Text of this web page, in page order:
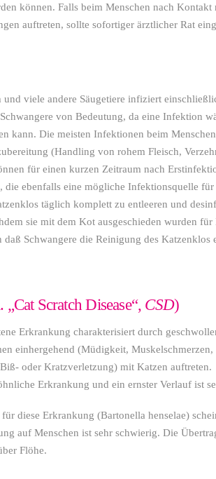
können. Falls beim Menschen nach Kontakt
auftreten, sollte sofortiger ärztlicher Rat
und viele andere Säugetiere infiziert
von Bedeutung, da eine Infektion
kann. Die meisten Infektionen beim
(Handling von rohem Fleisch,
für einen kurzen Zeitraum nach
die ebenfalls eine mögliche Infektionsquelle für
täglich komplett zu entleeren und
sie mit dem Kot ausgeschieden wurden für
Schwangere die Reinigung des Katzenklos
Scratch Disease“, CSD)
Erkrankung charakterisiert durch
einhergehend (Müdigkeit, Muskelschmerzen,
oder Kratzverletzung) mit Katzen auftreten.
Erkrankung und ein ernster Verlauf ist
diese Erkrankung (Bartonella henselae)
auf Menschen ist sehr schwierig. Die
Flöhe.